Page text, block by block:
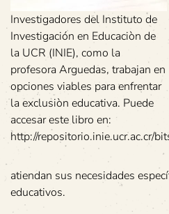
Investigadores del Instituto de
Investigación en Educaciòn de
la UCR (INIE), como la
profesora Arguedas, trabajan en
opciones viables para enfrentar
la exclusiòn educativa. Puede
accesar este libro en:
http://repositorio.inie.ucr.ac.cr/
atiendan sus necesidades
educativos.